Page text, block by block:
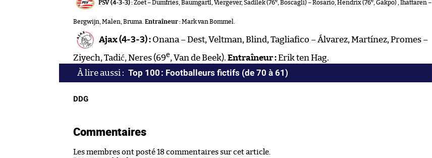
PSV (4-3-3) :Zoet – Dumfries, Baumgartl, Viergever, Sadílek (76 , Boscagli) – Rosario, Hendrix (76 , Gakpo) , Ihattaren –
Bergwijn, Malen, Bruma. Entraîneur :Mark van Bommel.
Ajax (4-3-3) : Onana – Dest, Veltman, Blind, Tagliafico – Álvarez, Martínez, Promes –
Ziyech, Tadić, Neres (69e, Van de Beek). Entraîneur :Erik ten Hag.
Top 100 : Footballeurs fictifs (de 70 à 61)
DDG
Commentaires
Les membres ont posté 18 commentaires sur cet article.